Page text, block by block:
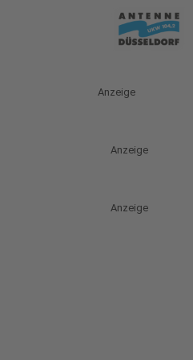
Anzeige
Anzeige
Anzeige